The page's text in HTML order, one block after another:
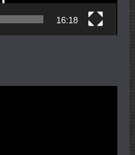
16:18